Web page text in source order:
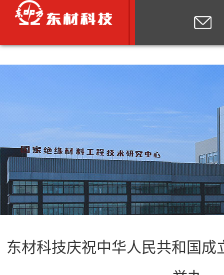
东材科技庆祝中华人民共和国成